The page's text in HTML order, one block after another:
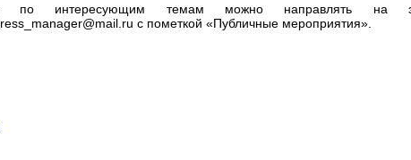
по интересующим темам можно направлять на
с пометкой «Публичные мероприятия».